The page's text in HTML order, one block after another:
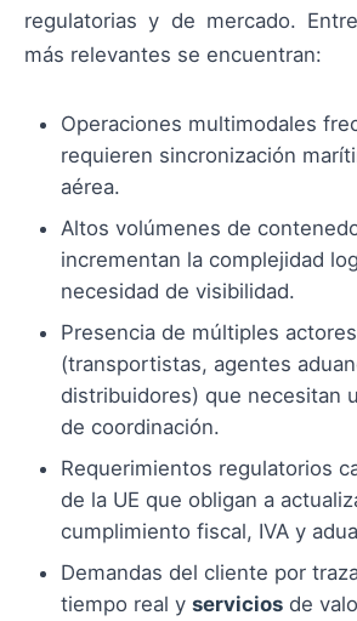
regulatorias y de mercado.
más relevantes se encuentran:
Operaciones multimodales
requieren sincronización
aérea.
Altos volúmenes de
incrementan la complejidad
necesidad de visibilidad.
Presencia de múltiples
(transportistas, agentes
distribuidores) que necesitan
de coordinación.
Requerimientos regulatorios
de la UE que obligan a
cumplimiento fiscal, IVA y
Demandas del cliente por
tiempo real y servicios de